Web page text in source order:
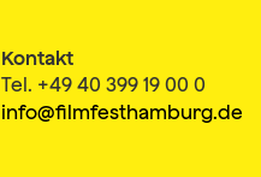
Kontakt
Tel. +49 40 399 19 00 0
info@filmfesthamburg.de